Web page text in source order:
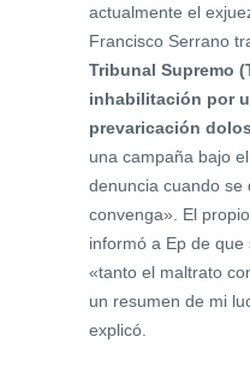
actualmente el
Francisco Serrano
Tribunal Supremo
inhabilitación por
prevaricación
una campaña bajo
denuncia cuando se
convenga». El
informó a Ep de
«tanto el maltrato
un resumen de mi
explicó.